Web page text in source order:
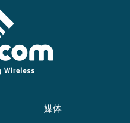
媒体